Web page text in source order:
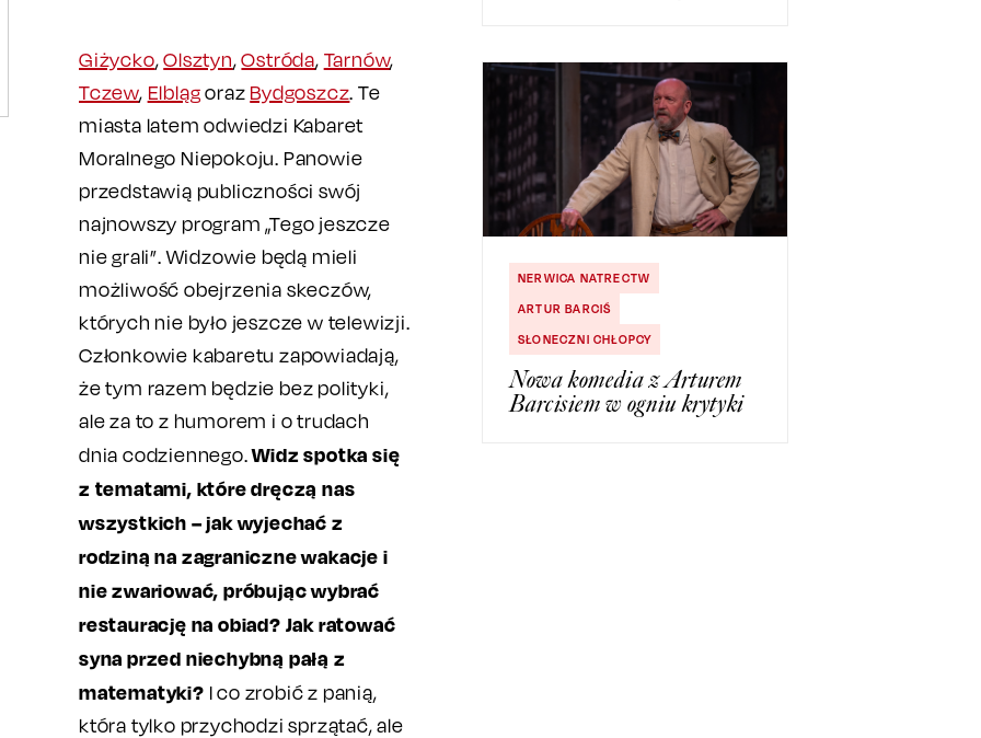
Giżycko,Olsztyn,Ostróda, Tarnów,
Tczew, Elblągoraz Bydgoszcz. Te
miasta latem odwiedzi Kabaret
Moralnego Niepokoju. Panowie
przedstawią publiczności swój
najnowszy program „Tego jeszcze
nie grali”. Widzowie będą mieli
możliwość obejrzenia skeczów,
których nie było jeszcze w telewizji.
Członkowie kabaretu zapowiadają,
że tym razem będzie bez polityki,
ale za to z humorem i o trudach
dnia codziennego.Widz spotka się
z tematami, które dręczą nas
wszystkich – jak wyjechać z
rodziną na zagraniczne wakacje i
nie zwariować, próbując wybrać
restaurację na obiad? Jak ratować
syna przed niechybną pałą z
matematyki? I co zrobić z panią,
która tylko przychodzi sprzątać, ale
NERWICA NATRECTW
ARTUR BARCIŚ
SŁONECZNI CHŁOPCY
Nowa komedia z Arturem
Barcisiem w ogniu krytyki